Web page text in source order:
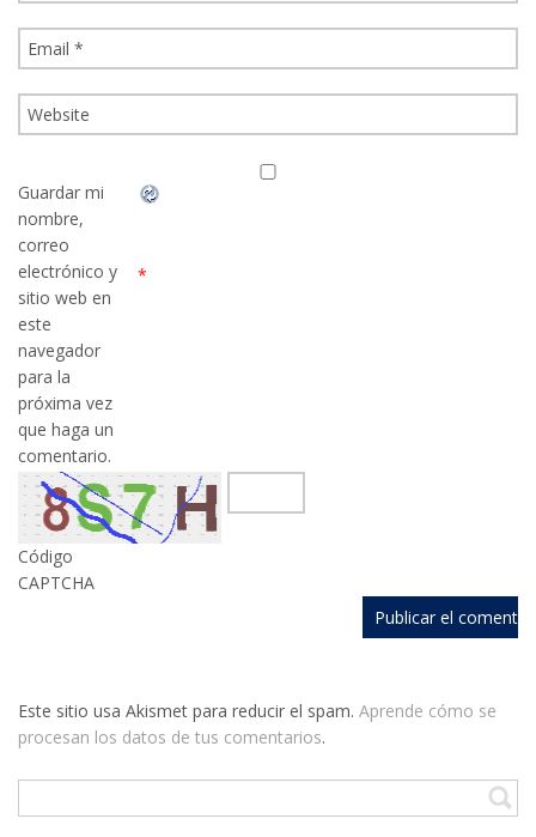
Guardar mi
nombre,
correo
electrónico y
sitio web en
este
navegador
para la
próxima vez
que haga un
comentario.
Código
CAPTCHA
*
Este sitio usa Akismet para reducir el spam. Aprende cómo se
procesan los datos de tus comentarios.